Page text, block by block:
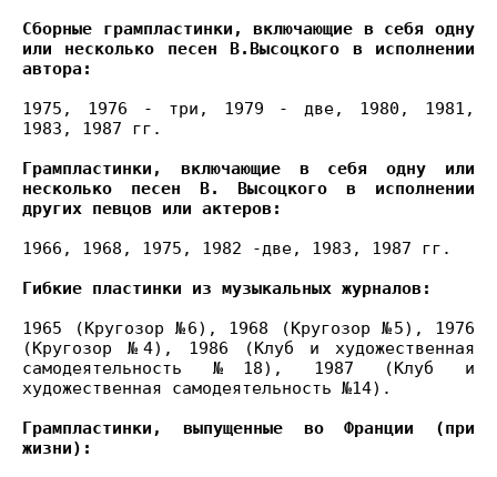
Сборные грампластинки, включающие в себя одну
или несколько песен В.Высоцкого в исполнении
автора:
1975, 1976 - три, 1979 - две, 1980, 1981,
1983, 1987 гг.
Грампластинки, включающие в себя одну или
несколько песен В. Высоцкого в исполнении
других певцов или актеров:
1966, 1968, 1975, 1982 -две, 1983, 1987 гг.
Гибкие пластинки из музыкальных журналов:
1965 (Кругозор №6), 1968 (Кругозор №5), 1976
(Кругозор №4), 1986 (Клуб и художественная
самодеятельность №18), 1987 (Клуб и
художественная самодеятельность №14).
Грампластинки, выпущенные во Франции (при
жизни):